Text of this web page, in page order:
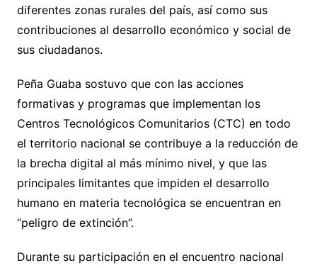
diferentes zonas rurales del país, así como sus
contribuciones al desarrollo económico y social de
sus ciudadanos.
Peña Guaba sostuvo que con las acciones
formativas y programas que implementan los
Centros Tecnológicos Comunitarios (CTC) en todo
el territorio nacional se contribuye a la reducción de
la brecha digital al más mínimo nivel, y que las
principales limitantes que impiden el desarrollo
humano en materia tecnológica se encuentran en
“peligro de extinción”.
Durante su participación en el encuentro nacional